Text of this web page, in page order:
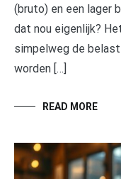
(bruto) en een lager
dat nou eigenlijk?
simpelweg de
worden […]
READ MORE